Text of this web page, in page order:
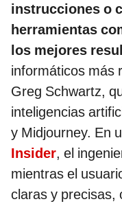
instrucciones o
herramientas
los mejores
informáticos más
Greg Schwartz,
inteligencias
y Midjourney. En
Insider, el
mientras el
claras y precisas,